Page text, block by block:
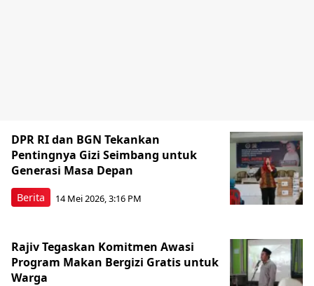
Berita
DPR RI dan BGN Tekankan
Pentingnya Gizi Seimbang untuk
Generasi Masa Depan
14 Mei 2026, 3:16 PM
Rajiv Tegaskan Komitmen Awasi
Program Makan Bergizi Gratis untuk
Warga